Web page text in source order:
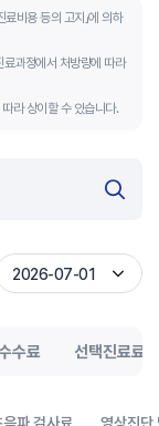
비용 등의 고지」에 의하
과정에서 처방량에 따라
라 상이할 수 있습니다.
2026-07-01
수료 선택진료료